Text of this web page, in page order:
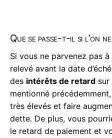
Que se passe-t-il si l’on
Si vous ne parvenez pas à
relevé avant la date
des intérêts de retard
mentionné
très élevés et faire
dette. De plus, vous
le retard de paiement et